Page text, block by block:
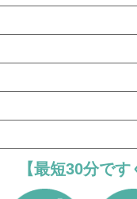
【最短30分で